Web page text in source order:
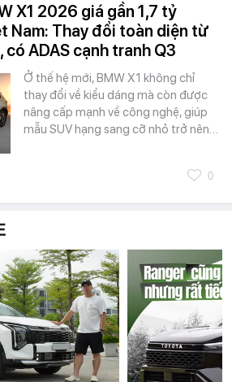
X1 2026 giá gần 1,7 tỷ
Nam: Thay đổi toàn diện từ
ADAS cạnh tranh Q3
Ở thế hệ mới, BMW X1 không chỉ
thay đổi về kiểu dáng mà còn được
nâng cấp mạnh về công nghệ, giúp
mẫu SUV hạng sang cỡ nhỏ trở nên…
0